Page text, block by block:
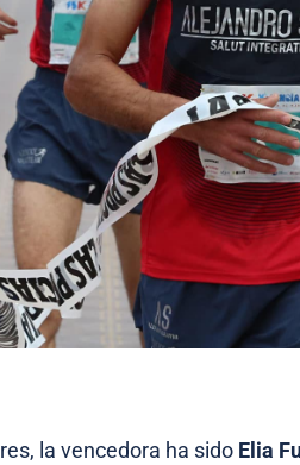
la vencedora ha sido Elia